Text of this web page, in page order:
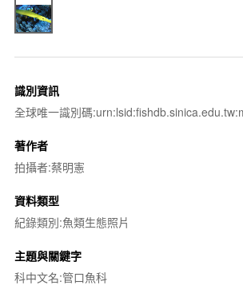
識別資訊
全球唯一識別碼
著作者
拍攝者:蔡明憲
資料類型
紀錄類別:魚類生態照片
主題與關鍵字
科中文名:管口魚科